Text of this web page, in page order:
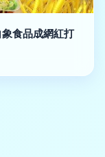
食品成網紅打